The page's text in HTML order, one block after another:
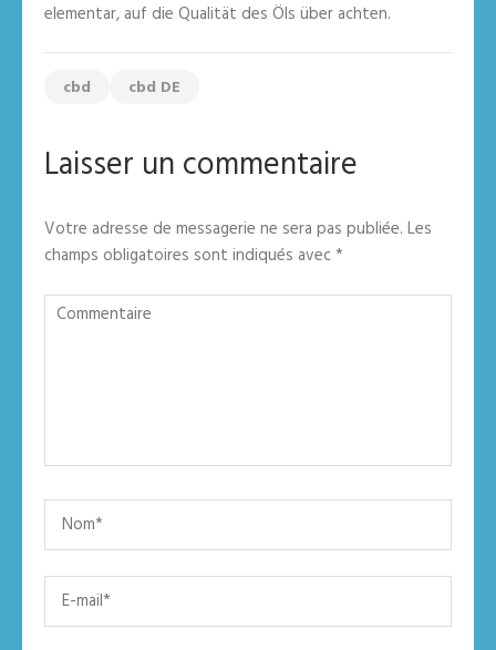
elementar, auf die Qualität des Öls über achten.
cbd cbd DE
Laisser un commentaire
Votre adresse de messagerie ne sera pas publiée. Les
champs obligatoires sont indiqués avec *
Commentaire
Name
Email